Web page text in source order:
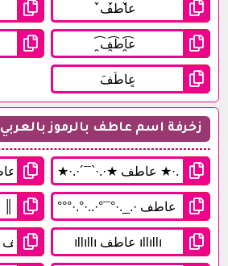
زخرفة اسم عاطف بالرموز بالعربي